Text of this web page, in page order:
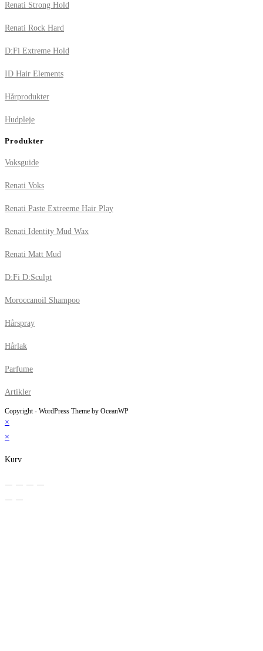
Renati Strong Hold
Renati Rock Hard
D:Fi Extreme Hold
ID Hair Elements
Hårprodukter
Hudpleje
Produkter
Voksguide
Renati Voks
Renati Paste Extreeme Hair Play
Renati Identity Mud Wax
Renati Matt Mud
D:Fi D:Sculpt
Moroccanoil Shampoo
Hårspray
Hårlak
Parfume
Artikler
Copyright - WordPress Theme by OceanWP
×
×
Kurv